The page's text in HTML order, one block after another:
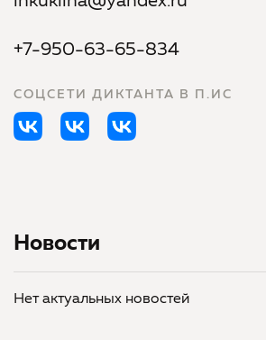
+7-950-63-65-834
СОЦСЕТИ ДИКТАНТА В П.ИС
Новости
Нет актуальных новостей